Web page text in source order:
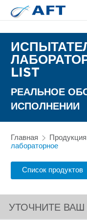
LIST
РЕАЛЬНОЕ
ИСПОЛНЕНИИ
Главная Продукция
лабораторное
Список продуктов
УТОЧНИТЕ